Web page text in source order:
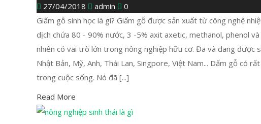
27/04/2018 admin
0
Giấm gỗ sinh học là gì? Giấm gỗ được sản xuất từ công nghệ
dịch chứa 80 - 90% nước, 3 -5% axit axetic, methanol, phenol
nhiên có vai trò lớn trong nông nghiệp hữu cơ. Đã và đang được
Nhật Bản, Mỹ, Anh, Thái Lan, Singpore, Việt Nam... Dấm gỗ có
trong cuộc sống. Nó đã [...]
Read More